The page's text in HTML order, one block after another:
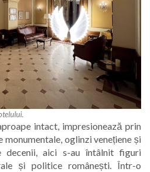
intact, impresionează prin
monumentale, oglinzi venețiene și
decenii, aici s-au întâlnit figuri
și politice românești. Într-o